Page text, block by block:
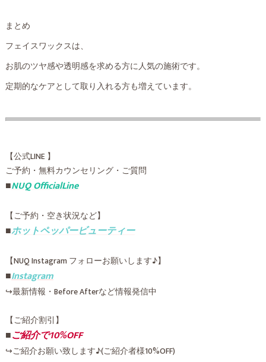
まとめ
フェイスワックスは、
お肌のツヤ感や透明感を求める方に人気の施術です。
定期的なケアとして取り入れる方も増えています。
【公式LINE 】
ご予約・無料カウンセリング・ご質問
■NUQ OfficialLine
【ご予約・空き状況など】
■ホットペッパービューティー
【NUQ Instagram フォローお願いします♪】
■Instagram
↪︎最新情報・Before Afterなど情報発信中
【ご紹介割引】
■ご紹介で10%OFF
↪︎ご紹介お願い致します♪(ご紹介者様10%OFF)